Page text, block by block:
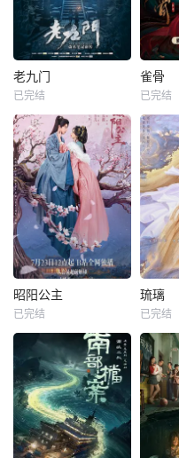
老九门
已完结
雀骨
已完结
昭阳公主
已完结
琉璃
已完结